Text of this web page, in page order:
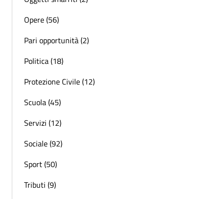
Opere (56)
Pari opportunità (2)
Politica (18)
Protezione Civile (12)
Scuola (45)
Servizi (12)
Sociale (92)
Sport (50)
Tributi (9)